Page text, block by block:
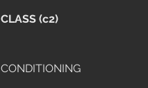
CLASS (c2)
CONDITIONING